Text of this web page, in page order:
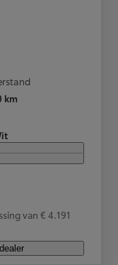
km
van € 4.191